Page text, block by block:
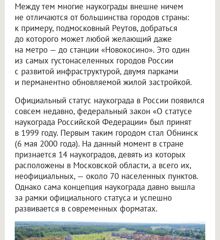
Между тем многие наукограды внешне ничем
не отличаются от большинства городов страны:
к примеру, подмосковный Реутов, добраться
до которого может любой желающий даже
на метро — до станции «Новокосино». Это один
из самых густонаселенных городов России
с развитой инфраструктурой, двумя парками
и перманентно обновляемой жилой застройкой.
Официальный статус наукограда в России появился
совсем недавно, федеральный закон «О статусе
наукограда Российской Федерации» был принят
в 1999 году. Первым таким городом стал Обнинск
(6 мая 2000 года). На данный момент в стране
признается 14 наукоградов, девять из которых
расположены в Московской области, а всего их,
неофициальных, — около 70 населенных пунктов.
Однако сама концепция наукограда давно вышла
за рамки официального статуса и успешно
развивается в современных форматах.